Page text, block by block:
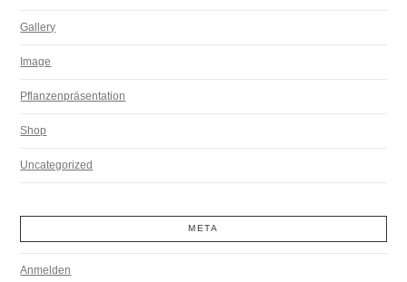
Gallery
Image
Pflanzenpräsentation
Shop
Uncategorized
META
Anmelden